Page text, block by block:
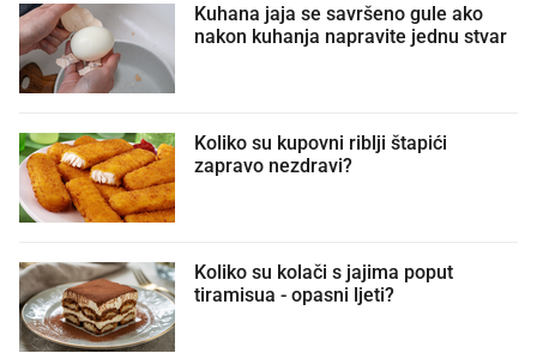
Kuhana jaja se savršeno gule ako
nakon kuhanja napravite jednu stvar
Koliko su kupovni riblji štapići
zapravo nezdravi?
Koliko su kolači s jajima poput
tiramisua - opasni ljeti?